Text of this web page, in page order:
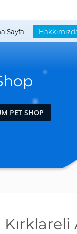
Sayfa
PET SHOP